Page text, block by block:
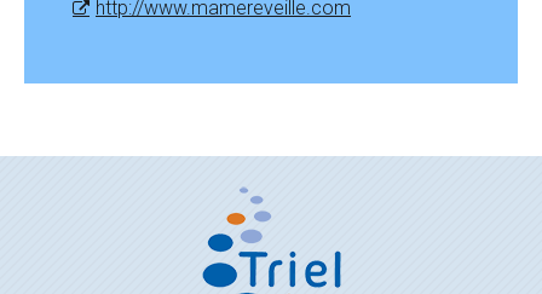
http://www.mamereveille.com